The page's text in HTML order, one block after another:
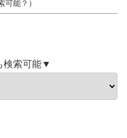
能？）
検索可能▼